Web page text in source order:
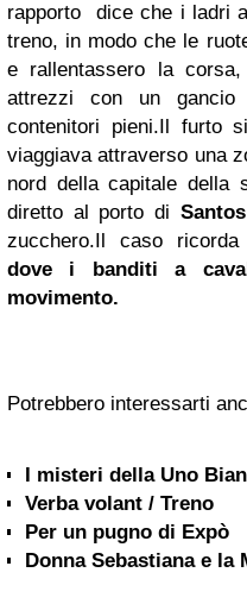
rapporto dice che i ladri
treno, in modo che le
e rallentassero la
attrezzi con un
contenitori pieni.Il furto
viaggiava attraverso una
nord della capitale della
diretto al porto di Santos
zucchero.Il caso ricorda
dove i banditi a
movimento.
Potrebbero interessarti
I misteri della Uno
Verba volant / Treno
Per un pugno di Expò
Donna Sebastiana e la